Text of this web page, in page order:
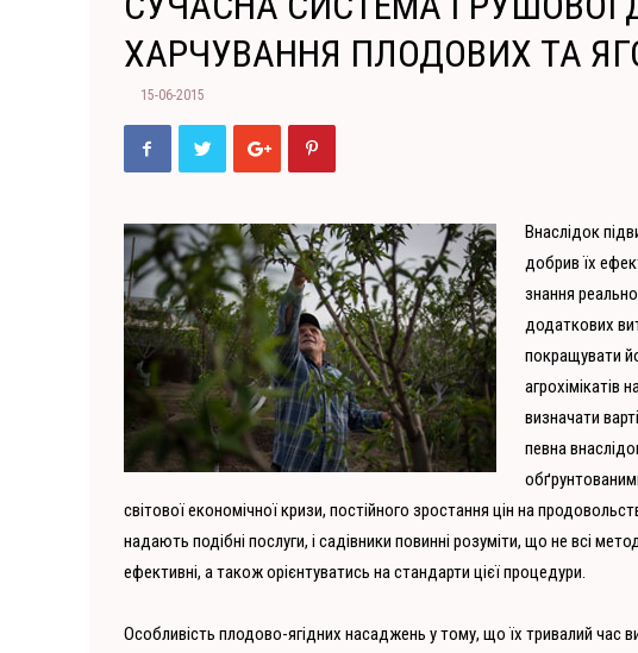
ХАРЧУВАННЯ ПЛОДОВИХ ТА
15-06-2015
Внаслідок
добрив їх
знання
додаткових
покращувати
визначати
певна
світової економічної кризи, постійного зростання цін на
надають подібні послуги, і садівники повинні розуміти, що не всі
ефективні, а також орієнтуватись на стандарти цієї процедури.
Особливість плодово-ягідних насаджень у тому, що їх тривалий час